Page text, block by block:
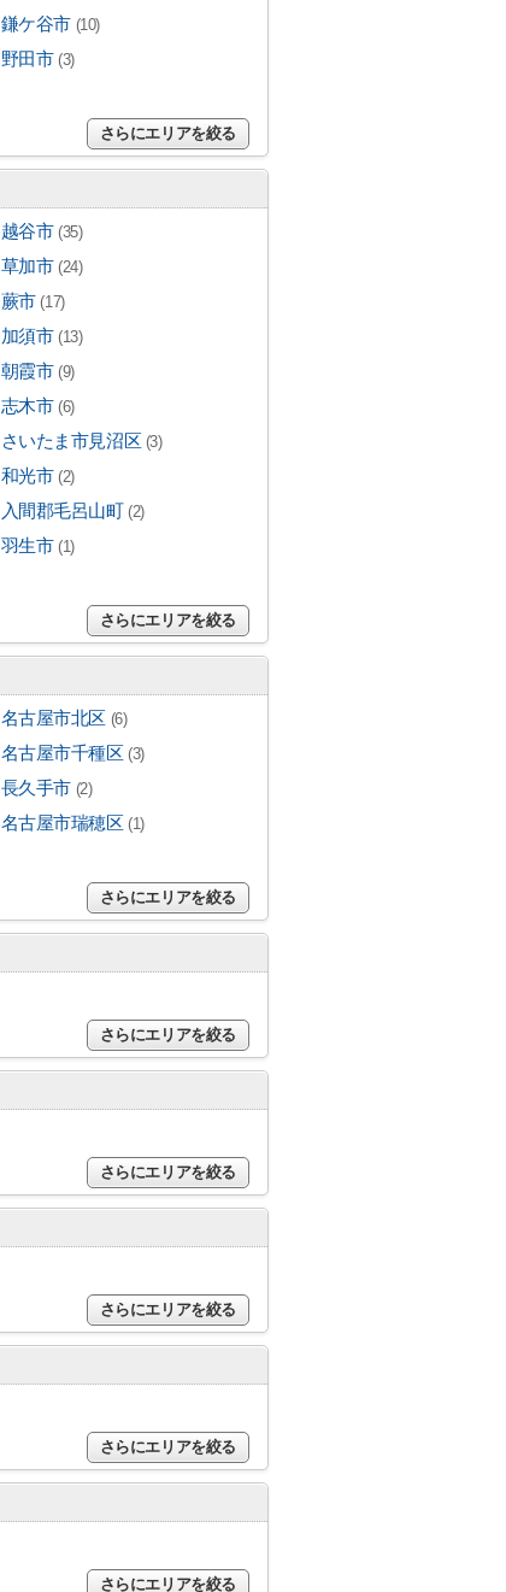
鎌ケ谷市 (10)
野田市 (3)
さらにエリアを絞る
越谷市 (35)
草加市 (24)
蕨市 (17)
加須市 (13)
朝霞市 (9)
志木市 (6)
さいたま市見沼区 (3)
和光市 (2)
入間郡毛呂山町 (2)
羽生市 (1)
さらにエリアを絞る
名古屋市北区 (6)
名古屋市千種区 (3)
長久手市 (2)
名古屋市瑞穂区 (1)
さらにエリアを絞る
さらにエリアを絞る
さらにエリアを絞る
さらにエリアを絞る
さらにエリアを絞る
さらにエリアを絞る